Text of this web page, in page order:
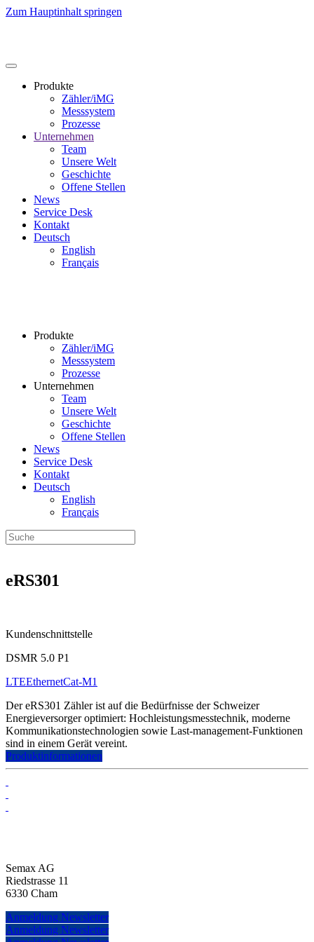
Zum Hauptinhalt springen
Produkte
Zähler/iMG
Messsystem
Prozesse
Unternehmen
Team
Unsere Welt
Geschichte
Offene Stellen
News
Service Desk
Kontakt
Deutsch
English
Français
Produkte
Zähler/iMG
Messsystem
Prozesse
Unternehmen
Team
Unsere Welt
Geschichte
Offene Stellen
News
Service Desk
Kontakt
Deutsch
English
Français
eRS301
Kundenschnittstelle
DSMR 5.0 P1
LTEEthernetCat-M1
Der eRS301 Zähler ist auf die Bedürfnisse der Schweizer
Energieversorger optimiert: Hochleistungsmesstechnik, moderne
Kommunikationstechnologien sowie Last-management-Funktionen
sind in einem Gerät vereint.
Produktinformationen
Semax AG
Riedstrasse 11
6330 Cham
Anmeldung Newsletter
Anmeldung Newsletter